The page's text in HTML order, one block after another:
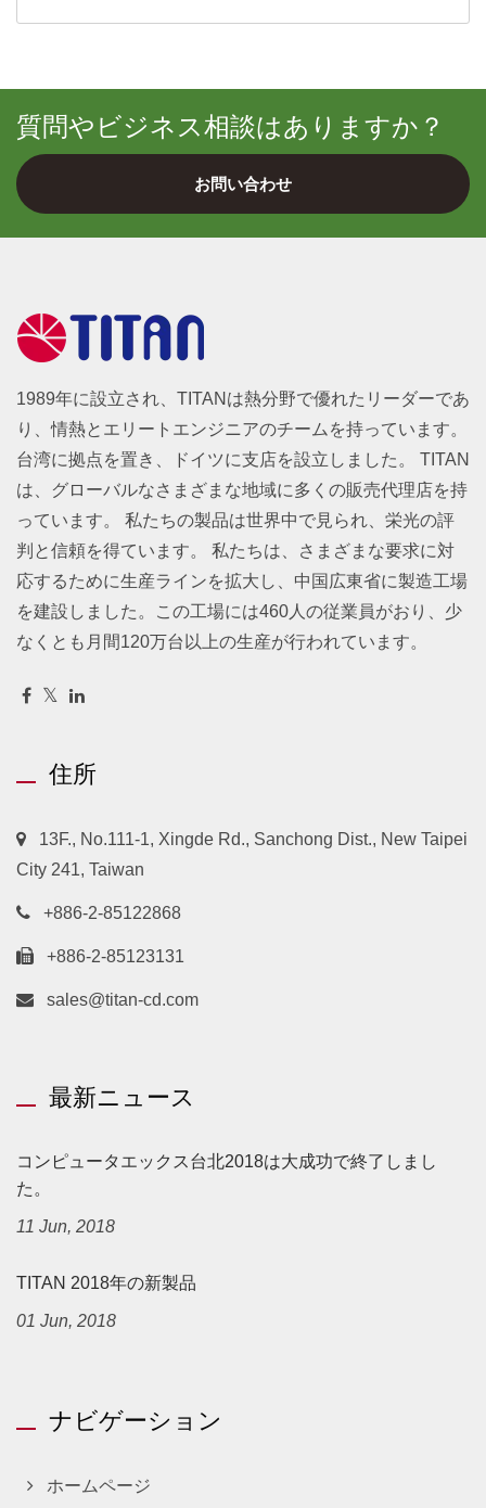
質問やビジネス相談はありますか？
お問い合わせ
1989年に設立され、TITANは熱分野で優れたリーダーであ
り、情熱とエリートエンジニアのチームを持っています。
台湾に拠点を置き、ドイツに支店を設立しました。 TITAN
は、グローバルなさまざまな地域に多くの販売代理店を持
っています。 私たちの製品は世界中で見られ、栄光の評
判と信頼を得ています。 私たちは、さまざまな要求に対
応するために生産ラインを拡大し、中国広東省に製造工場
を建設しました。この工場には460人の従業員がおり、少
なくとも月間120万台以上の生産が行われています。
住所
13F., No.111-1, Xingde Rd., Sanchong Dist., New Taipei
City 241, Taiwan
+886-2-85122868
+886-2-85123131
sales@titan-cd.com
最新ニュース
コンピュータエックス台北2018は大成功で終了しまし
た。
11 Jun, 2018
TITAN 2018年の新製品
01 Jun, 2018
ナビゲーション
ホームページ